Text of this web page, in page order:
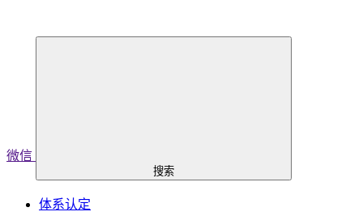
微信
搜索
体系认定